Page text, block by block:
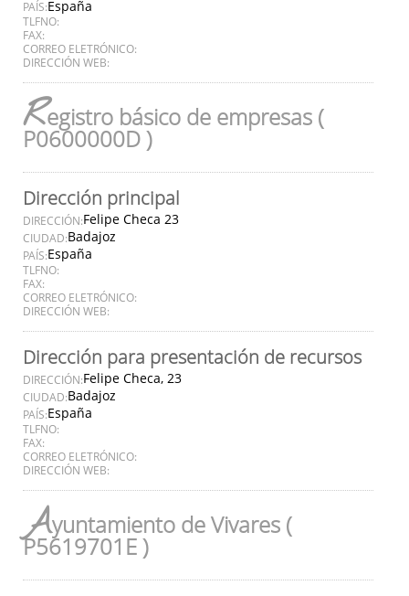
PAÍS:España
TLFNO:
FAX:
CORREO ELETRÓNICO:
DIRECCIÓN WEB:
Registro básico de empresas (
P0600000D )
Dirección principal
DIRECCIÓN:Felipe Checa 23
CIUDAD:Badajoz
PAÍS:España
TLFNO:
FAX:
CORREO ELETRÓNICO:
DIRECCIÓN WEB:
Dirección para presentación de recursos
DIRECCIÓN:Felipe Checa, 23
CIUDAD:Badajoz
PAÍS:España
TLFNO:
FAX:
CORREO ELETRÓNICO:
DIRECCIÓN WEB:
Ayuntamiento de Vivares (
P5619701E )